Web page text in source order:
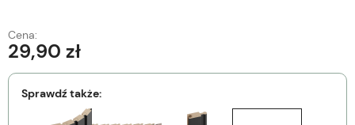
Cena:
29,90 zł
Sprawdź także: